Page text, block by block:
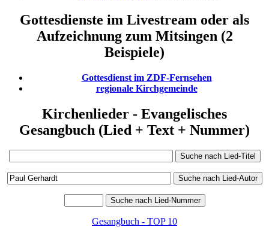
Gottesdienste im Livestream oder als
Aufzeichnung zum Mitsingen (2
Beispiele)
Gottesdienst im ZDF-Fernsehen
regionale Kirchgemeinde
Kirchenlieder - Evangelisches
Gesangbuch (Lied + Text + Nummer)
Gesangbuch - TOP 10